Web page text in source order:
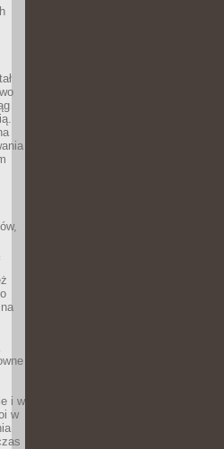
i w
w